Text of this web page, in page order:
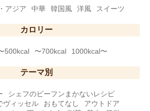
アジア 中華 韓国風 洋風 スイーツ
カロリー
500kcal 〜700kcal 1000kcal〜
テーマ別
シェフのビーフンまかないレシピ
ヴィッセル おもてなし
アウトドア